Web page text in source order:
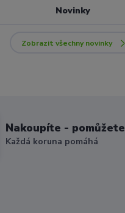
Novinky
Zobrazit všechny novinky
Nakoupíte - pomůžete
Každá koruna pomáhá